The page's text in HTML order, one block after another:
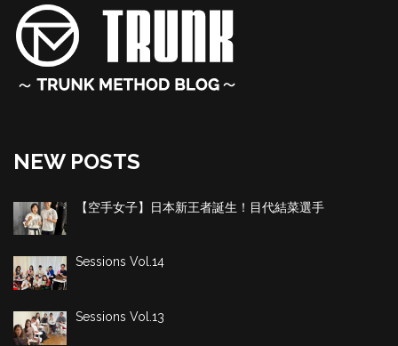
NEW POSTS
【空手女子】日本新王者誕生！目代結菜選手
Sessions Vol.14
Sessions Vol.13